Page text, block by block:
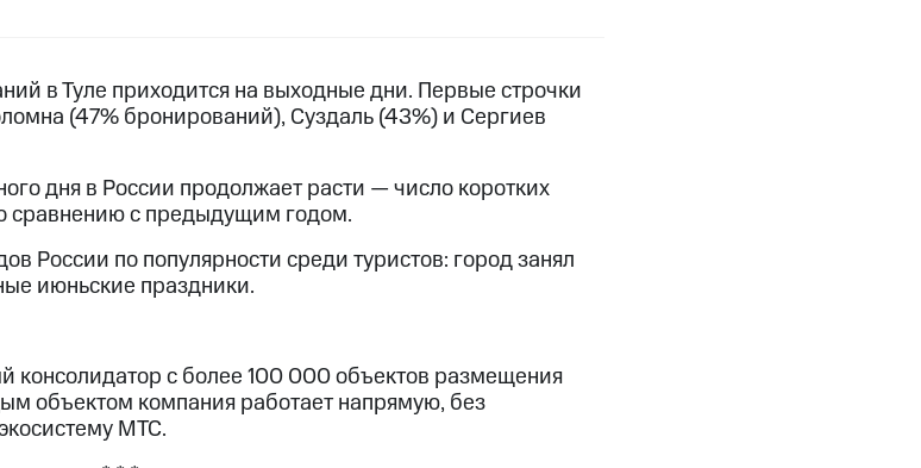
в Туле приходится на выходные дни. Первые строчки
(47% бронирований), Суздаль (43%) и Сергиев
дня в России продолжает расти — число коротких
сравнению с предыдущим годом.
России по популярности среди туристов: город занял
июньские праздники.
консолидатор с более 100 000 объектов размещения
объектом компания работает напрямую, без
МТС.